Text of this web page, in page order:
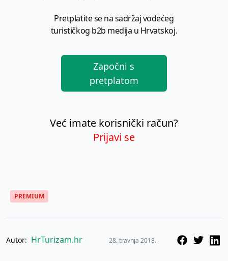
Pretplatite se na sadržaj vodećeg
turističkog b2b medija u Hrvatskoj.
Započni s
pretplatom
Već imate korisnički račun?
Prijavi se
PREMIUM
Autor: HrTurizam.hr 28. travnja 2018.